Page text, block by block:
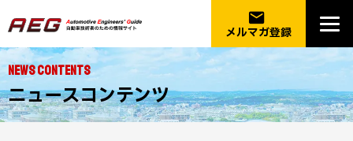
email
メルマガ登録
NEWS CONTENTS
ニュースコンテンツ